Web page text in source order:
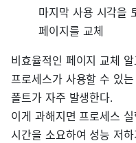
마지막 사용 시각을
페이지를 교체
비효율적인 페이지 교체
프로세스가 사용할 수 있
폴트가 자주 발생한다.
이게 과해지면 프로세스
시간을 소요하여 성능 저하